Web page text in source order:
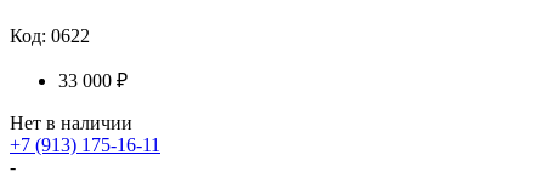
Код: 0622
33 000 ₽
Нет в наличии
+7 (913) 175-16-11
-